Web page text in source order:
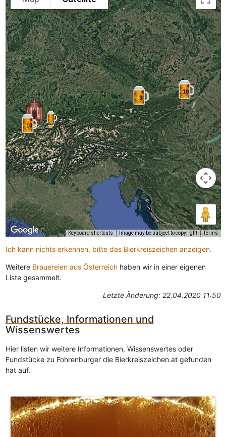
10
10
3
Keyboard shortcuts Image may be subject to copyright Terms
Ich kann nichts erkennen, bitte das Bierkreiszeichen anzeigen.
Weitere Brauereien aus Österreichhaben wir in einer eigenen
Liste gesammelt.
Letzte Änderung: 22.04.2020 11:50
Fundstücke, Informationen und
Wissenswertes
Hier listen wir weitere Informationen, Wissenswertes oder
Fundstücke zu Fohrenburger die Bierkreiszeichen.at gefunden
hat auf.